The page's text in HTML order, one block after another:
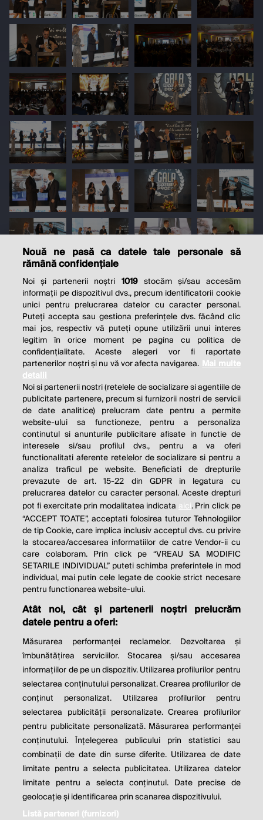
THE SOCIAL RESPONSIBILITY OF
BUSINESS IS TO INCREASE ITS
PROFITS.
Milton Friedman
© 2026 Profit.ro. Toate drepturile rezervate.
Dezvoltat de1616.ro
Contact Publicitate
Politica de cookie Politica de
confidențialitate
Setări cookies
este parte a
Nouă ne pasă ca datele tale personale să
rămână confidențiale
Noi și partenerii noștri 1019stocăm și/sau accesăm
informații pe dispozitivul dvs., precum identificatorii cookie
unici pentru prelucrarea datelor cu caracter personal.
Puteți accepta sau gestiona preferințele dvs. făcând clic
mai jos, respectiv vă puteți opune utilizării unui interes
legitim în orice moment pe pagina cu politica de
confidențialitate. Aceste alegeri vor fi raportate
partenerilor noștri și nu vă vor afecta navigarea. Mai multe
detalii
Noi si partenerii nostri (retelele de socializare si agentiile de
publicitate partenere, precum si furnizorii nostri de servicii
de date analitice) prelucram date pentru a permite
website-ului sa functioneze, pentru a personaliza
continutul si anunturile publicitare afisate in functie de
interesele si/sau profilul dvs., pentru a va oferi
functionalitati aferente retelelor de socializare si pentru a
analiza traficul pe website. Beneficiati de drepturile
prevazute de art. 15-22 din GDPR in legatura cu
prelucrarea datelor cu caracter personal. Aceste drepturi
pot fi exercitate prin modalitatea indicata aici. Prin click pe
“ACCEPT TOATE”, acceptati folosirea tuturor Tehnologiilor
de tip Cookie, care implica inclusiv acceptul dvs. cu privire
la stocarea/accesarea informatiilor de catre Vendor-ii cu
care colaboram. Prin click pe “VREAU SA MODIFIC
SETARILE INDIVIDUAL” puteti schimba preferintele in mod
individual, mai putin cele legate de cookie strict necesare
pentru functionarea website-ului.
Atât noi, cât și partenerii noștri prelucrăm
datele pentru a oferi:
Măsurarea performanței reclamelor. Dezvoltarea și
îmbunătățirea serviciilor. Stocarea și/sau accesarea
informațiilor de pe un dispozitiv. Utilizarea profilurilor pentru
selectarea conținutului personalizat. Crearea profilurilor de
conținut personalizat. Utilizarea profilurilor pentru
selectarea publicității personalizate. Crearea profilurilor
pentru publicitate personalizată. Măsurarea performanței
conținutului. Înțelegerea publicului prin statistici sau
combinații de date din surse diferite. Utilizarea de date
limitate pentru a selecta publicitatea. Utilizarea datelor
limitate pentru a selecta conținutul. Date precise de
geolocație și identificarea prin scanarea dispozitivului.
Listă parteneri (furnizori)